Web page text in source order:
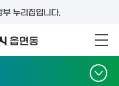
누리집입니다.